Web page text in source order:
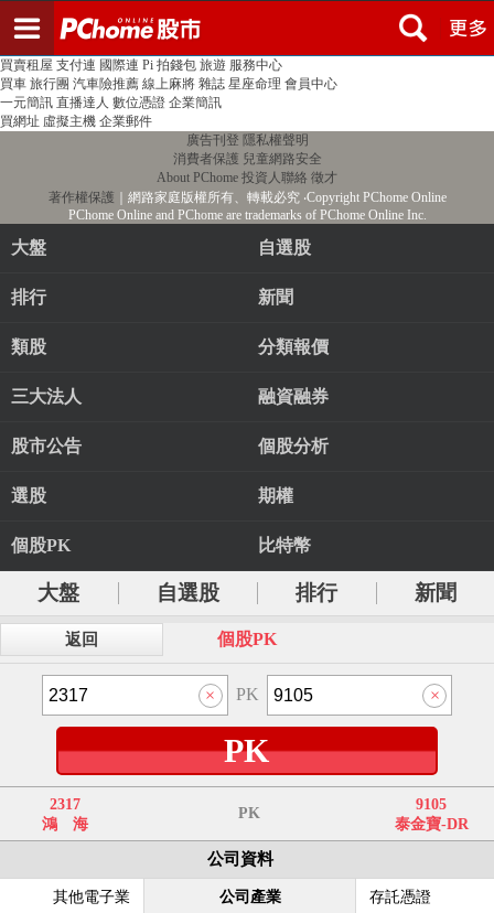
PChome首頁 線上購物 24h購物 書店
買賣租屋 支付連 國際連 Pi 拍錢包 旅遊 服務中心
買車 旅行團 汽車險推薦 線上麻將 雜誌 星座命理 會員中心
一元簡訊 直播達人 數位憑證 企業簡訊
買網址 虛擬主機 企業郵件
廣告刊登 隱私權聲明
消費者保護 兒童網路安全
About PChome 投資人聯絡 徵才
著作權保護 ｜網路家庭版權所有、轉載必究‧Copyright PChome Online
PChome Online and PChome are trademarks of PChome Online Inc.
大盤 自選股
排行 新聞
類股 分類報價
三大法人 融資融券
股市公告 個股分析
選股 期權
個股PK 比特幣
大盤 自選股 排行 新聞
返回 個股PK
PK
PK
2317
鴻 海
PK
9105
泰金寶-DR
公司資料
其他電子業 公司產業 存託憑證